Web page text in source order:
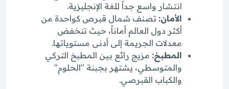
انتشار واسع جداً للغة الإنجليزية.
الأمان: تصنف شمال قبرص كواحدة من
أكثر دول العالم أماناً، حيث تنخفض
معدلات الجريمة إلى أدنى مستوياتها.
المطبخ: مزيج رائع بين المطبخ التركي
والمتوسطي، يشتهر بجبنة "الحلوم"
والكباب القبرصي.